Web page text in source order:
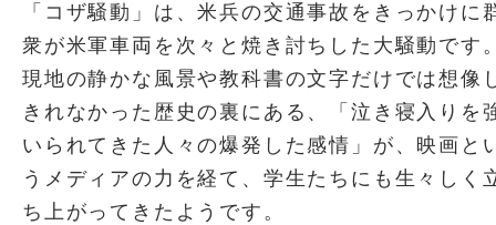
「コザ騒動」は、米兵の交通事故をきっかけに
衆が米軍車両を次々と焼き討ちした大騒動です
現地の静かな風景や教科書の文字だけでは想像
きれなかった歴史の裏にある、「泣き寝入りを
いられてきた人々の爆発した感情」が、映画と
うメディアの力を経て、学生たちにも生々しく
ち上がってきたようです。